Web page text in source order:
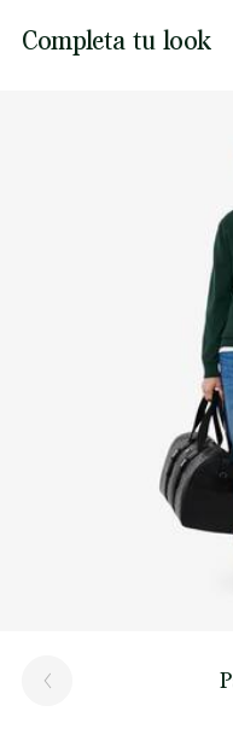
PLANCHA A
150 GRADOS
NO LIMPIAR
SECAR TRAS
producto a lo largo de
la supervisión del
Completa tu look